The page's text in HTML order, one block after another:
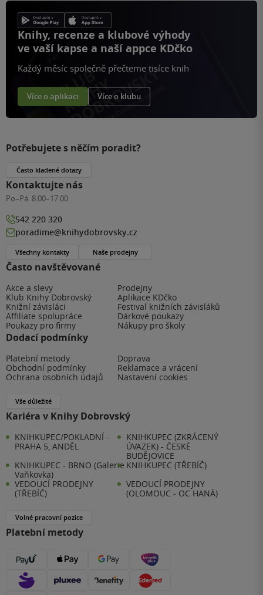
Knihy, recenze a klubové výhody
ve vaší kapse a naší appce KDčko
Každý měsíc společně přečteme tisíce knih
Více o aplikaci Více o klubu
Často navštěvované
Akce a slevy
Prodejny
Klub Knihy Dobrovský
Aplikace KDčko
Knižní závisláci
Festival knižních závisláků
Affiliate spolupráce
Dárkové poukazy
Poukazy pro firmy
Nákupy pro školy
Dodací podmínky
Platební metody
Doprava
Obchodní podmínky
Reklamace a vrácení
Ochrana osobních údajů
Nastavení cookies
Vše důležité
Kariéra v Knihy Dobrovský
KNIHKUPEC/POKLADNÍ -
PRAHA 5, ANDĚL
KNIHKUPEC (ZKRÁCENÝ
ÚVAZEK) - ČESKÉ
BUDĚJOVICE
KNIHKUPEC - BRNO (Galerie
Vaňkovka)
KNIHKUPEC (TŘEBÍČ)
VEDOUCÍ PRODEJNY
(TŘEBÍČ)
VEDOUCÍ PRODEJNY
(OLOMOUC - OC HANÁ)
Volné pracovní pozice
Platební metody
Potřebujete s něčím poradit?
Často kladené dotazy
Kontaktujte nás
Po–Pá: 8:00–17:00
542 220 320
poradime@knihydobrovsky.cz
Všechny kontakty Naše prodejny